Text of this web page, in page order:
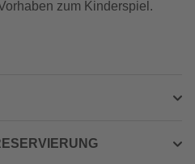
zum Kinderspiel.